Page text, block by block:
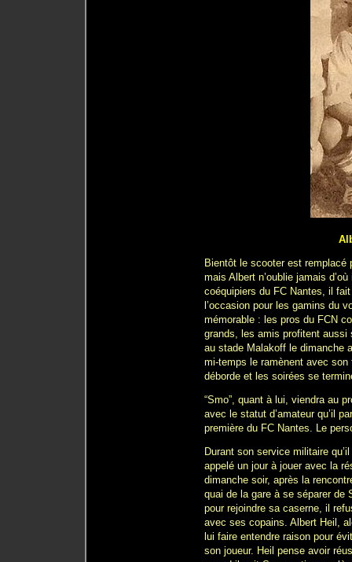
Bientôt le scooter est remplacé
mais Albert n’oublie jamais
coéquipiers du FC Nantes, il
l’occasion pour les gamins du
mémorable : les pros du FCN
grands, les amis profitent aussi
au stade Malakoff le dimanche
mi-temps le ramènent avec
déborde et les soirées se
“Smo”, quant à lui, viendra au
avec le statut d’amateur qu’il
première du FC Nantes. Le
Durant son service militaire
appelé un jour à jouer avec la
dimanche soir, après la
quai de la gare à se séparer de
pour rejoindre sa caserne, il
avec ses copains. Albert Heil,
lui faire entendre raison pour
son joueur. Heil pense avoir